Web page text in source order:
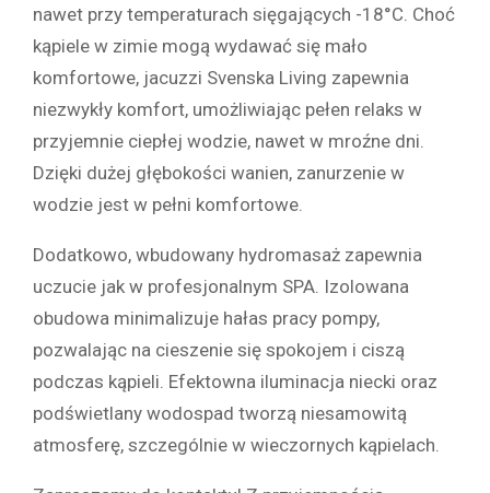
nawet przy temperaturach sięgających -18°C. Choć
kąpiele w zimie mogą wydawać się mało
komfortowe, jacuzzi Svenska Living zapewnia
niezwykły komfort, umożliwiając pełen relaks w
przyjemnie ciepłej wodzie, nawet w mroźne dni.
Dzięki dużej głębokości wanien, zanurzenie w
wodzie jest w pełni komfortowe.
Dodatkowo, wbudowany hydromasaż zapewnia
uczucie jak w profesjonalnym SPA. Izolowana
obudowa minimalizuje hałas pracy pompy,
pozwalając na cieszenie się spokojem i ciszą
podczas kąpieli. Efektowna iluminacja niecki oraz
podświetlany wodospad tworzą niesamowitą
atmosferę, szczególnie w wieczornych kąpielach.